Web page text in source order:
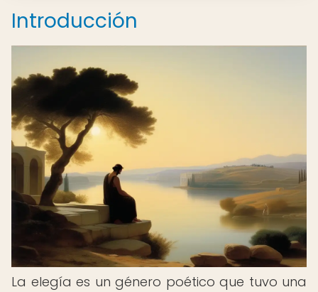
Introducción
La elegía es un género poético que tuvo una